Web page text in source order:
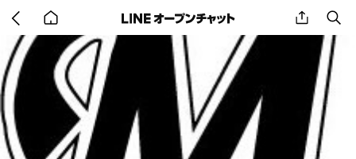
back
to
home
share